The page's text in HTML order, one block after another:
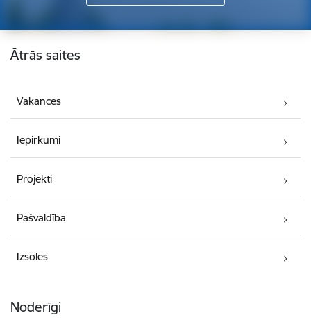
Kājene
Ātrās saites
Vakances
Iepirkumi
Projekti
Pašvaldība
Izsoles
Noderīgi